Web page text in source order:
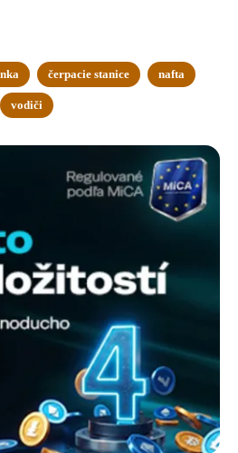
čerpacie stanice nafta
vodiči